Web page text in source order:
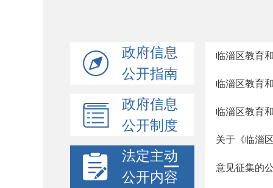
政府信息
公开指南
政府信息
公开制度
法定主动
公开内容
临淄区教育
临淄区教育
临淄区教育
关于《临淄
意见征集的